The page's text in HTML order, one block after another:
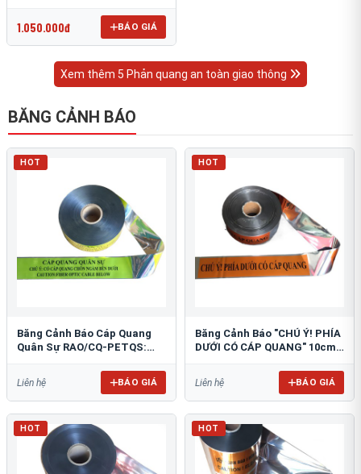
1.050.000đ BÁO GIÁ
Xem thêm 5 Phản quang an toàn giao thông
BĂNG CẢNH BÁO
HOT
Băng Cảnh Báo Cáp Quang
Quân Sự RAO/CQ-PETQS:
Liên hệ BÁO GIÁ
HOT
Băng Cảnh Báo "CHÚ Ý! PHÍA
DƯỚI CÓ CÁP QUANG" 10cm:
Liên hệ BÁO GIÁ
HOT HOT